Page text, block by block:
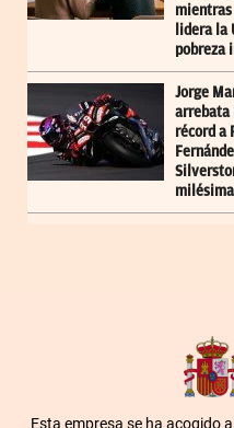
mientras
lidera la
pobreza
Jorge
arrebata
récord a
Esta empresa se ha acogido